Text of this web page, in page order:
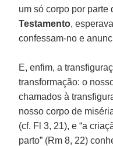
um só corpo por parte
Testamento,
confessam-no e
E, enfim, a
transformação: o
chamados à
nosso corpo de
(cf. Fl 3, 21), e “a
parto” (Rm 8, 22)